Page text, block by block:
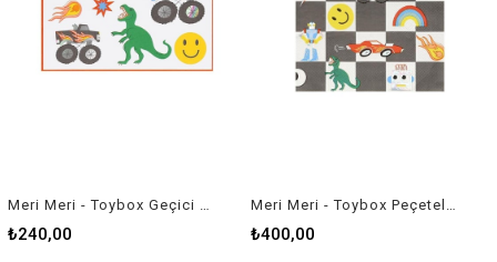
₺240,00 ₺400,00